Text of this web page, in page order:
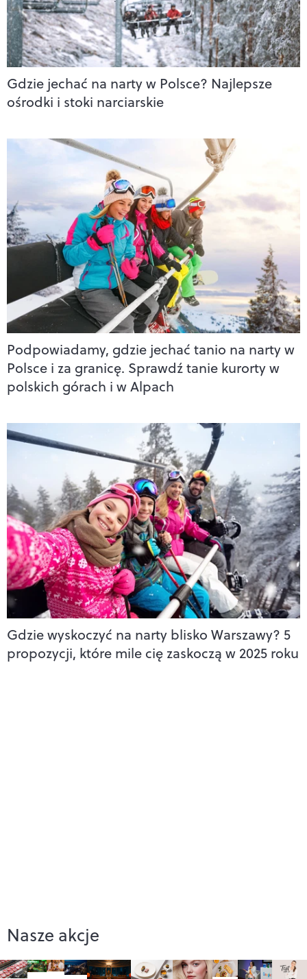
Gdzie jechać na narty w Polsce? Najlepsze
ośrodki i stoki narciarskie
Podpowiadamy, gdzie jechać tanio na narty w
Polsce i za granicę. Sprawdź tanie kurorty w
polskich górach i w Alpach
Gdzie wyskoczyć na narty blisko Warszawy? 5
propozycji, które mile cię zaskoczą w 2025 roku
Nasze akcje